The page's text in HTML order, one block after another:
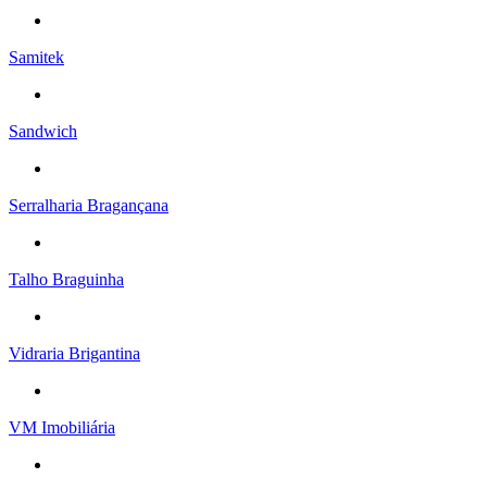
Samitek
Sandwich
Serralharia Bragançana
Talho Braguinha
Vidraria Brigantina
VM Imobiliária